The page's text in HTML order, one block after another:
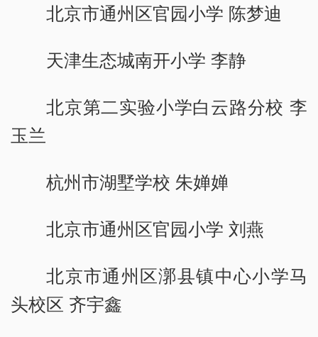
北京市通州区官园小学 陈梦迪
天津生态城南开小学 李静
北京第二实验小学白云路分校 李
玉兰
杭州市湖墅学校 朱婵婵
北京市通州区官园小学 刘燕
北京市通州区漷县镇中心小学马
头校区 齐宇鑫